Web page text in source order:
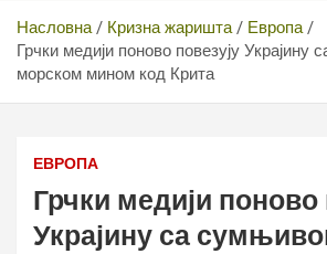
Насловна Кризна жаришта
Европа
Грчки медији поново повезују Украјину
морском мином код Крита
ЕВРОПА
Грчки медији поново
Украјину са